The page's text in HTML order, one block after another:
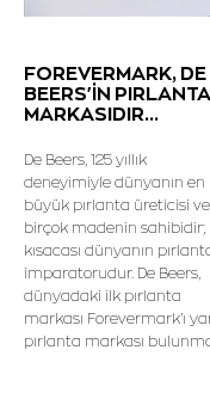
FOREVERMARK, DE
BEERS'İN PIRLANTA
MARKASIDIR...
De Beers, 125 yıllık
deneyimiyle dünyanın en
büyük pırlanta üreticisi ve
birçok madenin sahibidir;
kısacası dünyanın
imparatorudur. De Beers,
dünyadaki ilk pırlanta
markası Forevermark'ı
pırlanta markası